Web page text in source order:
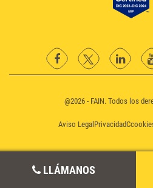
LLÁMANOS
facebooktwitter Linkedin
@2026 - FAIN. Todos los
Aviso Legal Privacidad